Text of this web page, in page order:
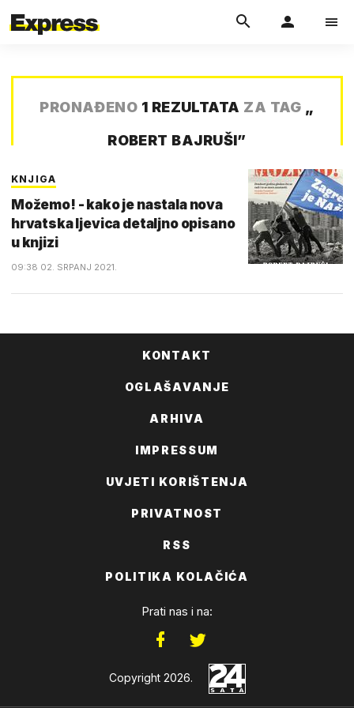
PRONAĐENO 1 REZULTATA ZA TAG „
ROBERT BAJRUŠI”
KNJIGA
Možemo! - kako je nastala nova
hrvatska ljevica detaljno opisano
u knjizi
09:38 02. SRPANJ 2021.
KONTAKT
OGLAŠAVANJE
ARHIVA
IMPRESSUM
UVJETI KORIŠTENJA
PRIVATNOST
RSS
POLITIKA KOLAČIĆA
Prati nas i na:
Copyright 2026.